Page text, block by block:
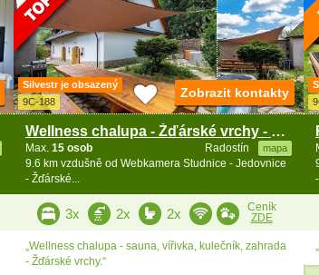
Silvestr je obsazený
9C-188
Wellness chalupa - Žďárské vrchy - Velké Dářko
Radostín mapa
Max. 15 osob
9.6 km vzdušně od Webkamera Studnice - Jedovnice
- Žďárské...
Zobrazit kontakty
3x 2x 2x
Ceník
ZDE
„Wellness chalupa - sauna, vířivka, kulečník, zahrada
- Žďárské vrchy.“